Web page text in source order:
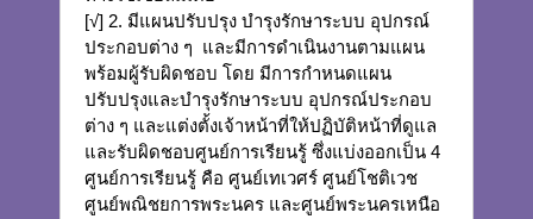
[√] 2. มีแผนปรับปรุง บำรุงรักษาระบบ อุปกรณ์
ประกอบต่าง ๆ และมีการดำเนินงานตามแผน
พร้อมผู้รับผิดชอบ โดย มีการกำหนดแผน
ปรับปรุงและบำรุงรักษาระบบ อุปกรณ์ประกอบ
ต่าง ๆ และแต่งตั้งเจ้าหน้าที่ให้ปฏิบัติหน้าที่ดูแล
และรับผิดชอบศูนย์การเรียนรู้ ซึ่งแบ่งออกเป็น 4
ศูนย์การเรียนรู้ คือ ศูนย์เทเวศร์ ศูนย์โชติเวช
ศูนย์พณิชยการพระนคร และศูนย์พระนครเหนือ